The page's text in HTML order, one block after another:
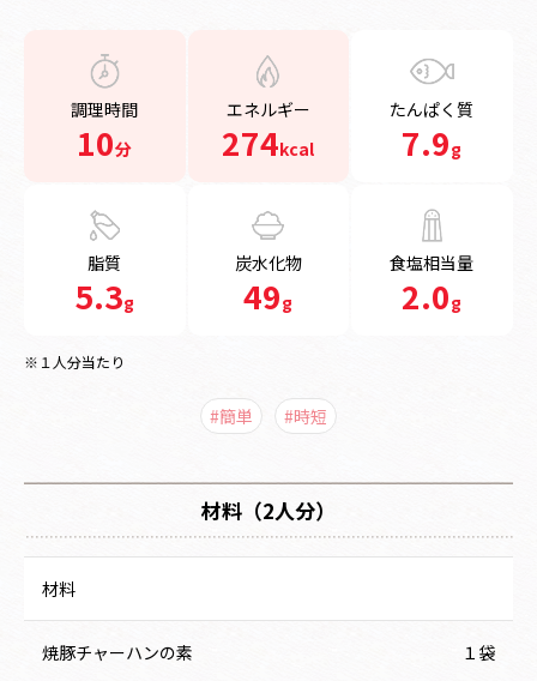
調理時間
10分
エネルギー
274kcal
たんぱく質
7.9g
脂質
5.3g
炭水化物
49g
食塩相当量
2.0g
※１人分当たり
#簡単 #時短
材料（2人分）
材料
焼豚チャーハンの素 １袋